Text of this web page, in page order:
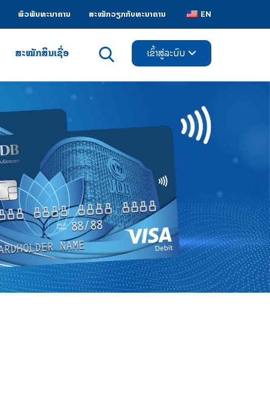
EN
ພົວພັນທະນາຄານ ສະໝັກວຽກກັບທະນາຄານ
ເຂົ້າສູ່ລະບົບ
ສະໝັກສິນເຊື່ອ